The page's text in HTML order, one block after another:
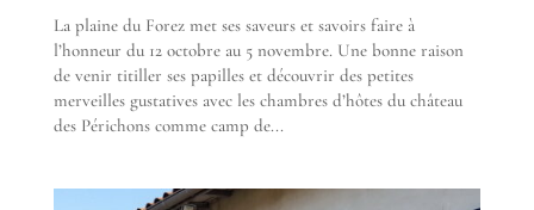
La plaine du Forez met ses saveurs et savoirs faire à
l’honneur du 12 octobre au 5 novembre. Une bonne raison
de venir titiller ses papilles et découvrir des petites
merveilles gustatives avec les chambres d’hôtes du château
des Périchons comme camp de...